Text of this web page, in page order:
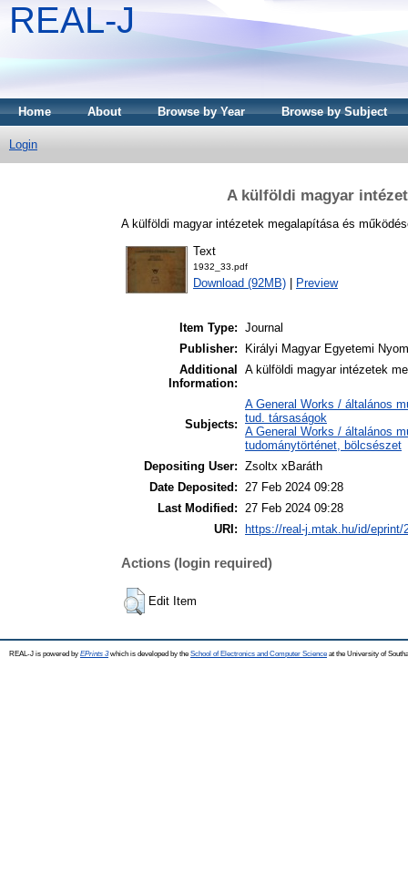
REAL-J
Home About Browse by Year Browse by Subject
Login
A külföldi magyar
A külföldi magyar intézetek megalapítása és
Text
1932_33.pdf
Download (92MB) Preview
Item Type: Journal
Publisher:
Királyi Magyar Egyetemi
Additional
Information:
A külföldi magyar intézetek
Subjects:
A General Works / általános
tud. társaságok
A General Works / általános
tudománytörténet, bölcsészet
Depositing User: Zsoltx xBaráth
Date Deposited: 27 Feb 2024 09:28
Last Modified: 27 Feb 2024 09:28
URI:
https://real-j.mtak.hu/id/eprint/
Actions (login required)
Edit Item
REAL-J is powered by EPrints 3which is developed by the School of Electronics and Computer Science at the University of